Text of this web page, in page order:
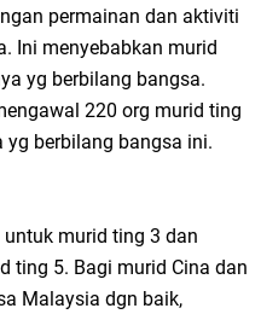
permainan dan aktiviti
Ini menyebabkan murid
yg berbilang bangsa.
220 org murid ting
berbilang bangsa ini.
murid ting 3 dan
ting 5. Bagi murid Cina dan
Malaysia dgn baik,